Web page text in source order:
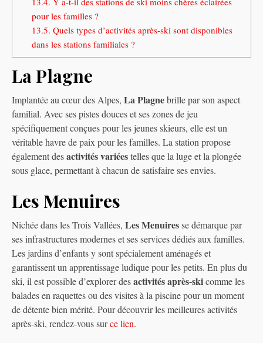
pour les familles ?
13.5. Quels types d’activités après-ski sont disponibles
dans les stations familiales ?
La Plagne
Implantée au cœur des Alpes, La Plagnebrille par son aspect
familial. Avec ses pistes douces et ses zones de jeu
spécifiquement conçues pour les jeunes skieurs, elle est un
véritable havre de paix pour les familles. La station propose
également desactivités variéestelles que la luge et la plongée
sous glace, permettant à chacun de satisfaire ses envies.
Les Menuires
Nichée dans les Trois Vallées, Les Menuiresse démarque par
ses infrastructures modernes et ses services dédiés aux familles.
Les jardins d’enfants y sont spécialement aménagés et
garantissent un apprentissage ludique pour les petits. En plus du
ski, il est possible d’explorer desactivités après-skicomme les
balades en raquettes ou des visites à la piscine pour un moment
de détente bien mérité. Pour découvrir les meilleures activités
après-ski, rendez-vous surce lien.